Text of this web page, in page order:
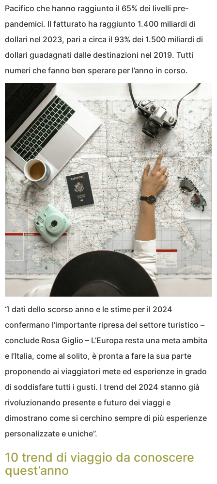
Pacifico che hanno raggiunto il 65% dei livelli pre-
pandemici. Il fatturato ha raggiunto 1.400 miliardi di
dollari nel 2023, pari a circa il 93% dei 1.500 miliardi di
dollari guadagnati dalle destinazioni nel 2019. Tutti
numeri che fanno ben sperare per l’anno in corso.
“I dati dello scorso anno e le stime per il 2024
confermano l’importante ripresa del settore turistico –
conclude Rosa Giglio – L’Europa resta una meta ambita
e l’Italia, come al solito, è pronta a fare la sua parte
proponendo ai viaggiatori mete ed esperienze in grado
di soddisfare tutti i gusti. I trend del 2024 stanno già
rivoluzionando presente e futuro dei viaggi e
dimostrano come si cerchino sempre di più esperienze
personalizzate e uniche”.
10 trend di viaggio da conoscere
quest’anno